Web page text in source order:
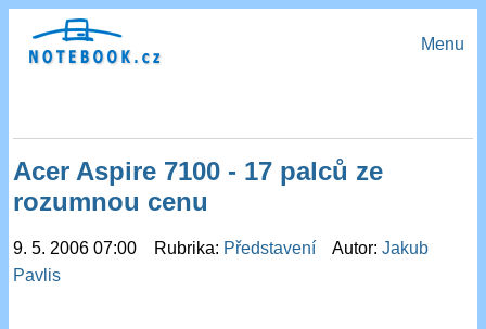
Menu
Acer Aspire 7100 - 17 palců ze
rozumnou cenu
9. 5. 2006 07:00 Rubrika: Představení Autor:Jakub
Pavlis